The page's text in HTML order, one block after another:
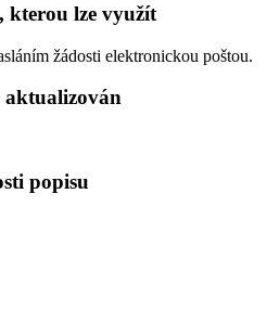
kterou lze využít
žádosti elektronickou poštou.
aktualizován
popisu